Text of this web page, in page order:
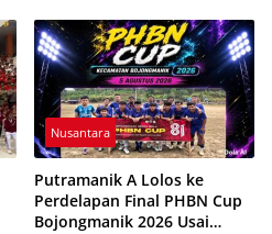
dan Profesionalisme Calon
Guru
Nusantara
Putramanik A Lolos ke
Perdelapan Final PHBN Cup
Bojongmanik 2026 Usai